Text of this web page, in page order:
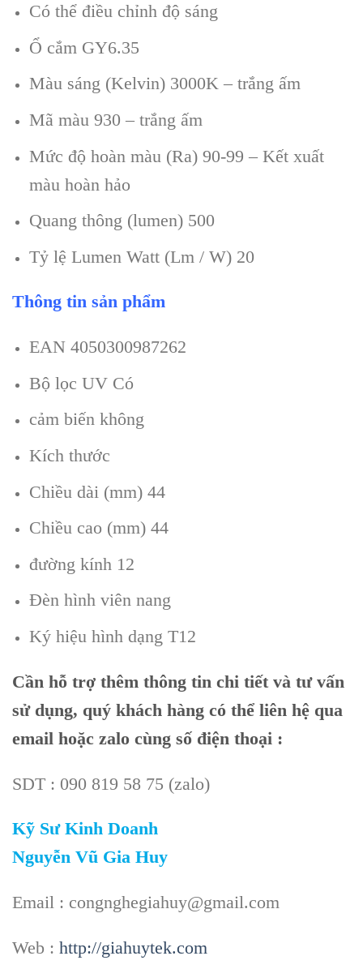
Có thể điều chỉnh độ sáng
Ổ cắm GY6.35
Màu sáng (Kelvin) 3000K – trắng ấm
Mã màu 930 – trắng ấm
Mức độ hoàn màu (Ra) 90-99 – Kết xuất
màu hoàn hảo
Quang thông (lumen) 500
Tỷ lệ Lumen Watt (Lm / W) 20
Thông tin sản phẩm
EAN 4050300987262
Bộ lọc UV Có
cảm biến không
Kích thước
Chiều dài (mm) 44
Chiều cao (mm) 44
đường kính 12
Đèn hình viên nang
Ký hiệu hình dạng T12
Cần hỗ trợ thêm thông tin chi tiết và tư vấn
sử dụng, quý khách hàng có thể liên hệ qua
email hoặc zalo cùng số điện thoại :
SDT : 090 819 58 75 (zalo)
Kỹ Sư Kinh Doanh
Nguyễn Vũ Gia Huy
Email : congnghegiahuy@gmail.com
Web : http://giahuytek.com